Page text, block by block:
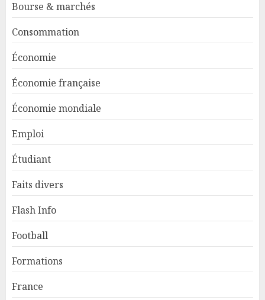
Bourse & marchés
Consommation
Économie
Économie française
Économie mondiale
Emploi
Étudiant
Faits divers
Flash Info
Football
Formations
France